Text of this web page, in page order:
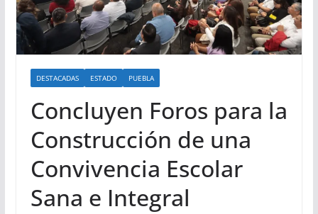
DESTACADAS ESTADO PUEBLA
Concluyen Foros para la
Construcción de una
Convivencia Escolar
Sana e Integral